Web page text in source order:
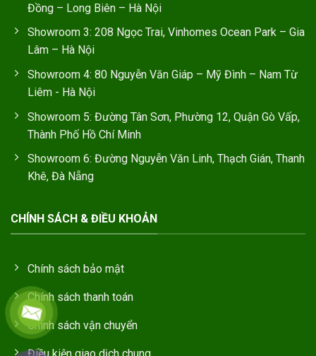
Đồng – Long Biên – Hà Nội
Showroom 3: 208 Ngọc Trai, Vinhomes Ocean Park – Gia
Lâm – Hà Nội
Showroom 4: 80 Nguyễn Văn Giáp – Mỹ Đình – Nam Từ
Liêm - Hà Nội
Showroom 5: Đường Tân Sơn, Phường 12, Quận Gò Vấp,
Thành Phố Hồ Chí Minh
Showroom 6: Đường Nguyễn Văn Linh, Thạch Gián, Thanh
Khê, Đà Nẵng
CHÍNH SÁCH & ĐIỀU KHOẢN
Chính sách bảo mật
Chính sách thanh toán
Chính sách vận chuyển